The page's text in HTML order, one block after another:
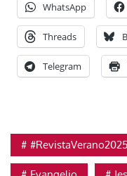
WhatsApp
Threads
Telegram
#RevistaVerano2025